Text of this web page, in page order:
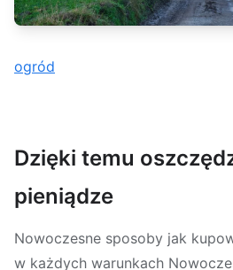
ogród
Dzięki temu
pieniądze
Nowoczesne sposoby jak
w każdych warunkach